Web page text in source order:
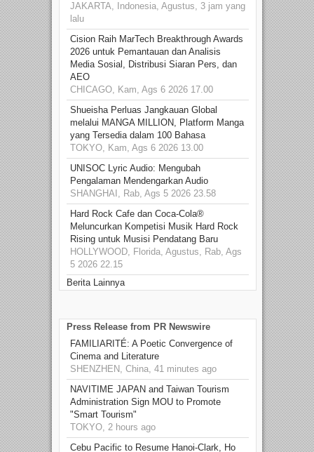
JAKARTA, Indonesia, Agustus, 3 jam yang
lalu
Cision Raih MarTech Breakthrough Awards
2026 untuk Pemantauan dan Analisis
Media Sosial, Distribusi Siaran Pers, dan
AEO
CHICAGO, Kam, Ags 6 2026 17.00
Shueisha Perluas Jangkauan Global
melalui MANGA MILLION, Platform Manga
yang Tersedia dalam 100 Bahasa
TOKYO, Kam, Ags 6 2026 13.00
UNISOC Lyric Audio: Mengubah
Pengalaman Mendengarkan Audio
SHANGHAI, Rab, Ags 5 2026 23.58
Hard Rock Cafe dan Coca-Cola®
Meluncurkan Kompetisi Musik Hard Rock
Rising untuk Musisi Pendatang Baru
HOLLYWOOD, Florida, Agustus, Rab, Ags
5 2026 22.15
Berita Lainnya
Press Release from PR Newswire
FAMILIARITÉ: A Poetic Convergence of
Cinema and Literature
SHENZHEN, China, 41 minutes ago
NAVITIME JAPAN and Taiwan Tourism
Administration Sign MOU to Promote
"Smart Tourism"
TOKYO, 2 hours ago
Cebu Pacific to Resume Hanoi-Clark, Ho